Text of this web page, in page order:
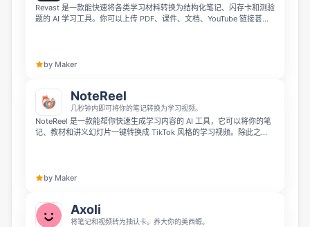
Revast 是一款能快速将各类学习材料转换为结构化笔记、闪存卡和测验
题的 AI 学习工具。你可以上传 PDF、课件、文档、YouTube 链接甚至
by Maker
NoteReel
几秒钟内即可将你的笔记转换为学习视频。
NoteReel 是一款能帮你快速生成学习内容的 AI 工具，它可以将你的笔
记、教材和讲义幻灯片一键转换成 TikTok 风格的学习视频。除此之
by Maker
Axoli
将笔记和视频转为抽认卡。养大你的美西螈。